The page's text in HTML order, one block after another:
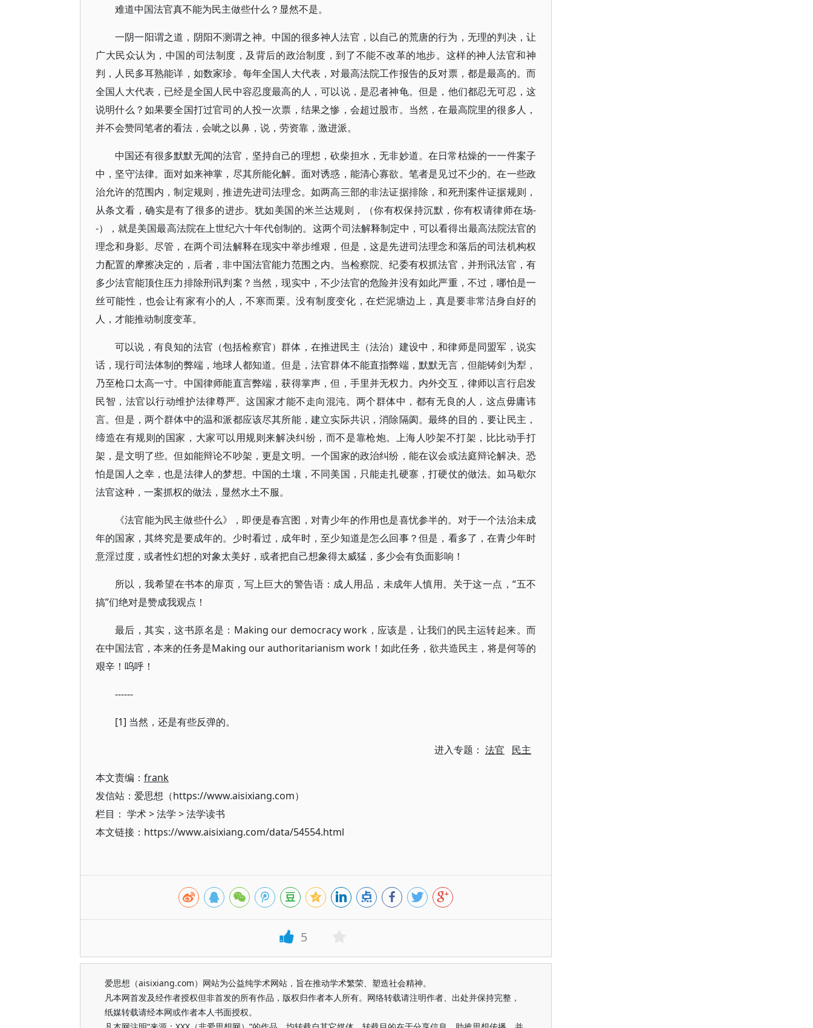
难道中国法官真不能为民主做些什么？显然不是。
一阴一阳谓之道，阴阳不测谓之神。中国的很多神人法官，以自己的荒唐的行为，无理的判决，让
广大民众认为，中国的司法制度，及背后的政治制度，到了不能不改革的地步。这样的神人法官和神
判，人民多耳熟能详，如数家珍。每年全国人大代表，对最高法院工作报告的反对票，都是最高的。而
全国人大代表，已经是全国人民中容忍度最高的人，可以说，是忍者神龟。但是，他们都忍无可忍，这
说明什么？如果要全国打过官司的人投一次票，结果之惨，会超过股市。当然，在最高院里的很多人，
并不会赞同笔者的看法，会呲之以鼻，说，劳资靠，激进派。
中国还有很多默默无闻的法官，坚持自己的理想，砍柴担水，无非妙道。在日常枯燥的一一件案子
中，坚守法律。面对如来神掌，尽其所能化解。面对诱惑，能清心寡欲。笔者是见过不少的。在一些政
治允许的范围内，制定规则，推进先进司法理念。如两高三部的非法证据排除，和死刑案件证据规则，
从条文看，确实是有了很多的进步。犹如美国的米兰达规则，（你有权保持沉默，你有权请律师在场-
-），就是美国最高法院在上世纪六十年代创制的。这两个司法解释制定中，可以看得出最高法院法官的
理念和身影。尽管，在两个司法解释在现实中举步维艰，但是，这是先进司法理念和落后的司法机构权
力配置的摩擦决定的，后者，非中国法官能力范围之内。当检察院、纪委有权抓法官，并刑讯法官，有
多少法官能顶住压力排除刑讯判案？当然，现实中，不少法官的危险并没有如此严重，不过，哪怕是一
丝可能性，也会让有家有小的人，不寒而栗。没有制度变化，在烂泥塘边上，真是要非常洁身自好的
人，才能推动制度变革。
可以说，有良知的法官（包括检察官）群体，在推进民主（法治）建设中，和律师是同盟军，说实
话，现行司法体制的弊端，地球人都知道。但是，法官群体不能直指弊端，默默无言，但能铸剑为犁，
乃至枪口太高一寸。中国律师能直言弊端，获得掌声，但，手里并无权力。内外交互，律师以言行启发
民智，法官以行动维护法律尊严。这国家才能不走向混沌。两个群体中，都有无良的人，这点毋庸讳
言。但是，两个群体中的温和派都应该尽其所能，建立实际共识，消除隔阂。最终的目的，要让民主，
缔造在有规则的国家，大家可以用规则来解决纠纷，而不是靠枪炮。上海人吵架不打架，比比动手打
架，是文明了些。但如能辩论不吵架，更是文明。一个国家的政治纠纷，能在议会或法庭辩论解决。恐
怕是国人之幸，也是法律人的梦想。中国的土壤，不同美国，只能走扎硬寨，打硬仗的做法。如马歇尔
法官这种，一案抓权的做法，显然水土不服。
《法官能为民主做些什么》，即便是春宫图，对青少年的作用也是喜忧参半的。对于一个法治未成
年的国家，其终究是要成年的。少时看过，成年时，至少知道是怎么回事？但是，看多了，在青少年时
意淫过度，或者性幻想的对象太美好，或者把自己想象得太威猛，多少会有负面影响！
所以，我希望在书本的扉页，写上巨大的警告语：成人用品，未成年人慎用。关于这一点，“五不
搞”们绝对是赞成我观点！
最后，其实，这书原名是：Making our democracy work，应该是，让我们的民主运转起来。而
在中国法官，本来的任务是Making our authoritarianism work！如此任务，欲共造民主，将是何等的
艰辛！呜呼！
------
[1] 当然，还是有些反弹的。
进入专题： 法官 民主
本文责编： frank
发信站：爱思想（https://www.aisixiang.com）
栏目： 学术>法学 >法学读书
本文链接：https://www.aisixiang.com/data/54554.html
5
爱思想（aisixiang.com）网站为公益纯学术网站，旨在推动学术繁荣、塑造社会精神。
凡本网首发及经作者授权但非首发的所有作品，版权归作者本人所有。网络转载请注明作者、出处并保持完整，
纸媒转载请经本网或作者本人书面授权。